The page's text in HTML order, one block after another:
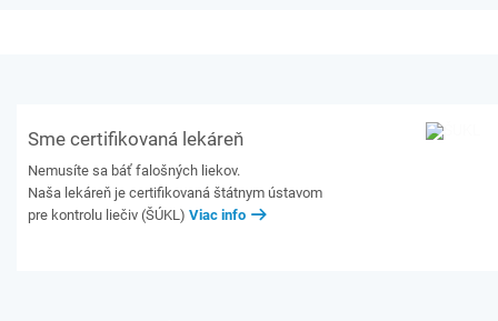
Sme certifikovaná lekáreň
Nemusíte sa báť falošných liekov.
Naša lekáreň je certifikovaná štátnym ústavom
pre kontrolu liečiv (ŠÚKL) Viac info